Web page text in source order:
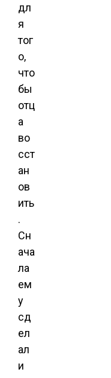
дл
я
тог
о,
что
бы
отц
а
во
сст
ан
ов
ить
.
Сн
ача
ла
ем
у
сд
ел
ал
и